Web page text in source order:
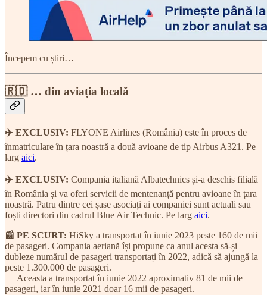
Începem cu știri…
🇷🇴 … din aviația locală
✈️ EXCLUSIV: FLYONE Airlines (România) este în proces de
înmatriculare în țara noastră a două avioane de tip Airbus A321. Pe
larg aici.
✈️ EXCLUSIV: Compania italiană Albatechnics și-a deschis filială
în România și va oferi servicii de mentenanță pentru avioane în țara
noastră. Patru dintre cei șase asociați ai companiei sunt actuali sau
foști directori din cadrul Blue Air Technic. Pe larg aici.
📰 PE SCURT: HiSky a transportat în iunie 2023 peste 160 de mii
de pasageri. Compania aeriană își propune ca anul acesta să-și
dubleze numărul de pasageri transportați în 2022, adică să ajungă la
peste 1.300.000 de pasageri.
Aceasta a transportat în iunie 2022 aproximativ 81 de mii de
pasageri, iar în iunie 2021 doar 16 mii de pasageri.